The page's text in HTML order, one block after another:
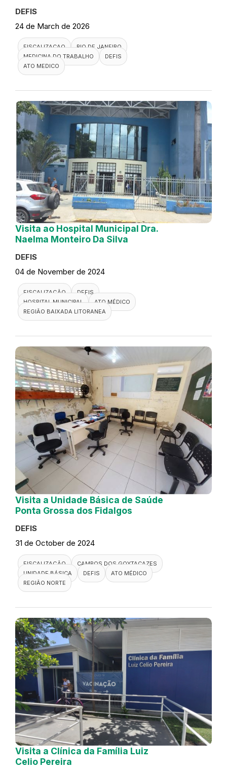
DEFIS
24 de March de 2026
FISCALIZACAO
RIO DE JANEIRO
MEDICINA DO TRABALHO
DEFIS
ATO MEDICO
Visita ao Hospital Municipal Dra.
Naelma Monteiro Da Silva
DEFIS
04 de November de 2024
FISCALIZAÇÃO
DEFIS
HOSPITAL MUNICIPAL
ATO MÉDICO
REGIÃO BAIXADA LITORANEA
Visita a Unidade Básica de Saúde
Ponta Grossa dos Fidalgos
DEFIS
31 de October de 2024
FISCALIZAÇÃO
CAMPOS DOS GOYTACAZES
UNIDADE BÁSICA
DEFIS
ATO MÉDICO
REGIÃO NORTE
Visita a Clínica da Família Luiz
Celio Pereira